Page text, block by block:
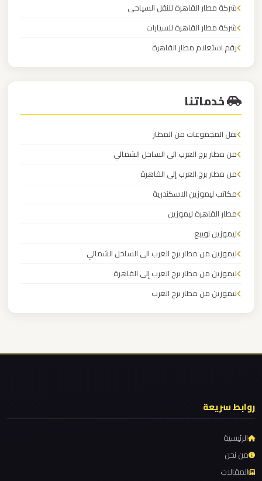
شركة مطار القاهرة للنقل السياحى
شركة مطار القاهرة للسيارات
رقم استعلام مطار القاهرة
شركة توصيل من مطار القاهرة
خدماتنا
نقل المجموعات من المطار
من مطار برج العرب الى الساحل الشمالي
من مطار برج العرب إلى القاهرة
مكاتب ليموزين الاسكندرية
مطار القاهرة ليموزين
ليموزين نويبع
ليموزين من مطار برج العرب الى الساحل الشمالي
ليموزين من مطار برج العرب إلى القاهرة
ليموزين من مطار برج العرب
ليموزين من مطار القاهرة
ليموزين من القاهرة الى مطار برج العرب
ليموزين مطار شرم الشيخ
ليموزين مطار سفنكس
ليموزين مطار برج العرب والإسكندرية
ليموزين مطار برج العرب الي مرسي مطروح
ليموزين
العلمين
الجديدة
ليموزين
العلمين
ليموزين
العالمين
ليموزين
العاصمة
الادارية
ليموزين
الجديدة
ليموزين
مصر
روابط سريعة
الرئيسية
من نحن
المقالات